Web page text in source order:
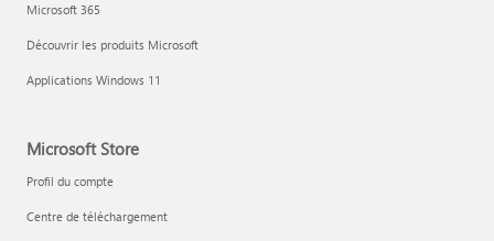
Microsoft 365
Découvrir les produits Microsoft
Applications Windows 11
Microsoft Store
Profil du compte
Centre de téléchargement